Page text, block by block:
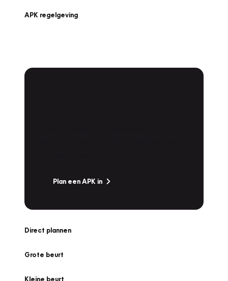
APK regelgeving
Plan een APK in
Direct plannen
Grote beurt
Kleine beurt